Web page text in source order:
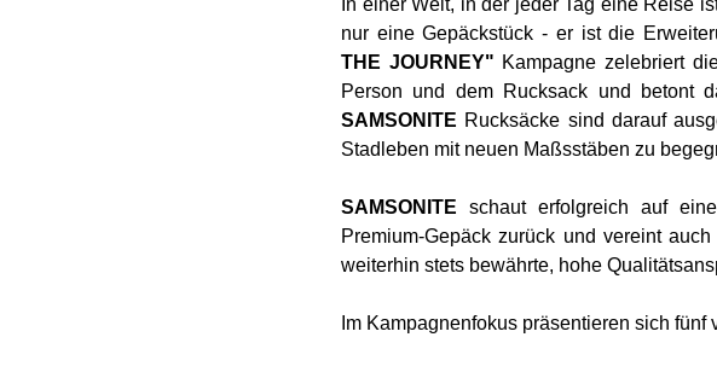
In einer Welt, in der jeder Tag eine Reise
nur eine Gepäckstück - er ist die
THE JOURNEY" Kampagne zelebriert
Person und dem Rucksack und betont
SAMSONITE Rucksäcke sind darauf
Stadleben mit neuen Maßsstäben zu
SAMSONITE schaut erfolgreich auf
Premium-Gepäck zurück und vereint
weiterhin stets bewährte, hohe
Im Kampagnenfokus präsentieren sich